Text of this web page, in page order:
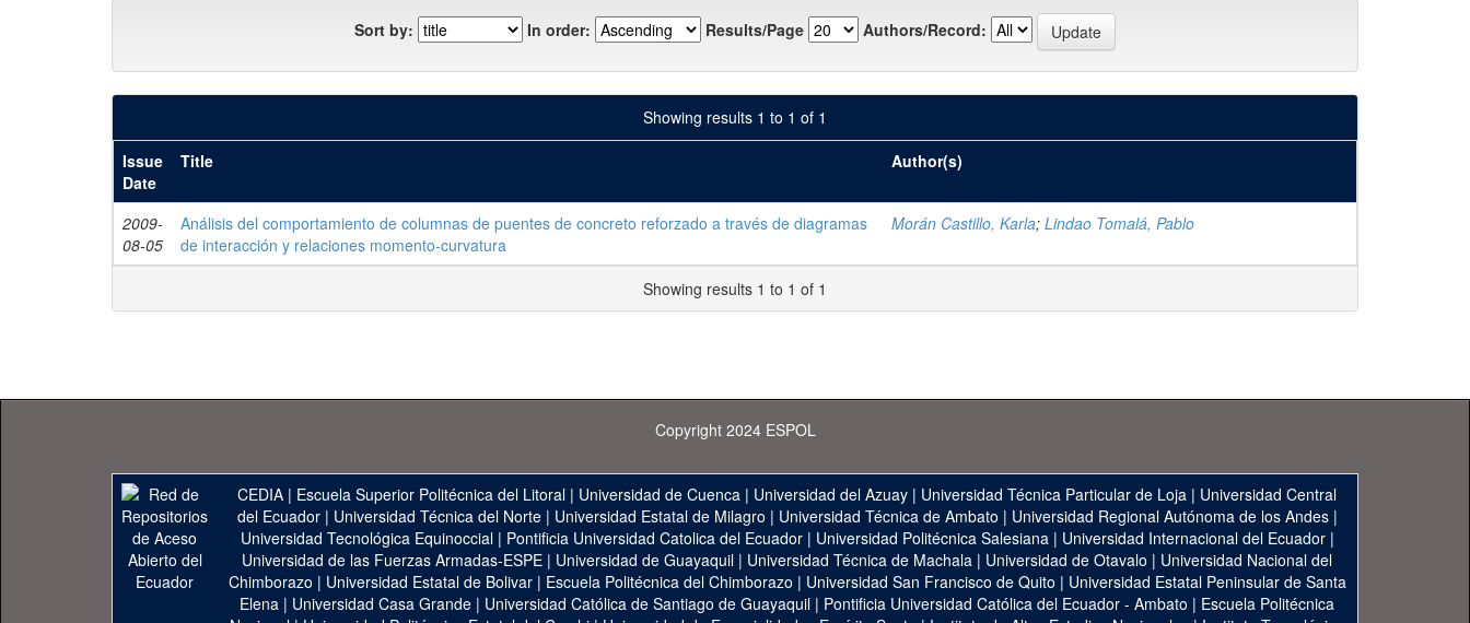
Sort by: In order: Results/Page Authors/Record:
Showing results 1 to 1 of 1
Issue
Date
Title Author(s)
2009-
08-05
Análisis del comportamiento de columnas de puentes de concreto reforzado a través de diagramas
de interacción y relaciones momento-curvatura
Morán Castillo, Karla; Lindao Tomalá, Pablo
Showing results 1 to 1 of 1
Copyright 2024 ESPOL
CEDIA | Escuela Superior Politécnica del Litoral | Universidad de Cuenca | Universidad del Azuay | Universidad Técnica Particular de Loja | Universidad Central
del Ecuador| Universidad Técnica del Norte| Universidad Estatal de Milagro | Universidad Técnica de Ambato | Universidad Regional Autónoma de los Andes|
Universidad Tecnológica Equinoccial| Pontificia Universidad Catolica del Ecuador| Universidad Politécnica Salesiana| Universidad Internacional del Ecuador|
Universidad de las Fuerzas Armadas-ESPE | Universidad de Guayaquil | Universidad Técnica de Machala | Universidad de Otavalo | Universidad Nacional del
Chimborazo | Universidad Estatal de Bolivar| Escuela Politécnica del Chimborazo | Universidad San Francisco de Quito | Universidad Estatal Peninsular de Santa
Elena | Universidad Casa Grande | Universidad Católica de Santiago de Guayaquil | Pontificia Universidad Católica del Ecuador - Ambato | Escuela Politécnica